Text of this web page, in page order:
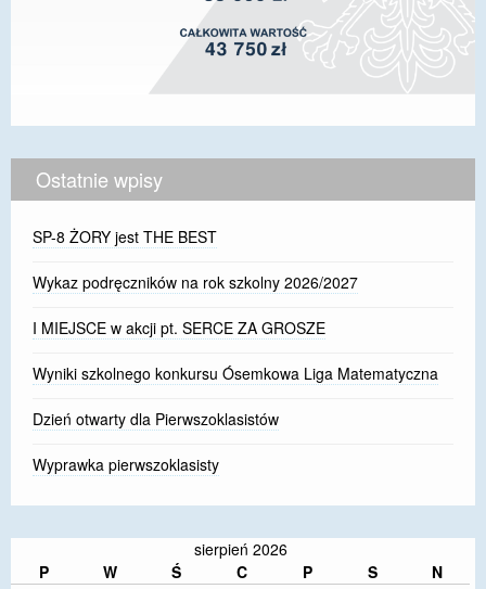
Ostatnie wpisy
SP-8 ŻORY jest THE BEST
Wykaz podręczników na rok szkolny 2026/2027
I MIEJSCE w akcji pt. SERCE ZA GROSZE
Wyniki szkolnego konkursu Ósemkowa Liga Matematyczna
Dzień otwarty dla Pierwszoklasistów
Wyprawka pierwszoklasisty
sierpień 2026
P
W Ś C P S
N